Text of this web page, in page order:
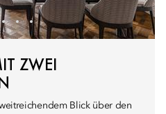
ZWEI
Blick über den